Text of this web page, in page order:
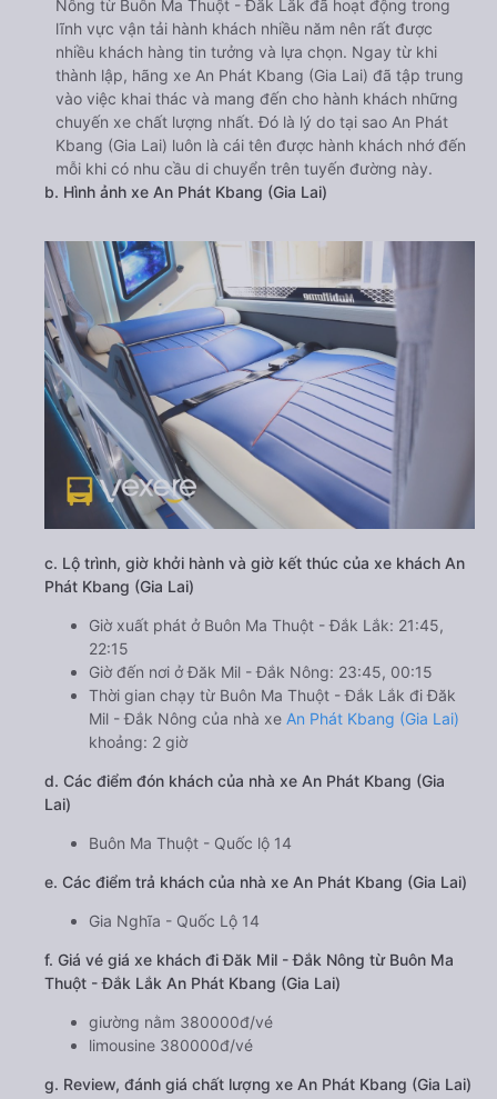
Nông từ Buôn Ma Thuột - Đắk Lắk đã hoạt động trong
lĩnh vực vận tải hành khách nhiều năm nên rất được
nhiều khách hàng tin tưởng và lựa chọn. Ngay từ khi
thành lập, hãng xe An Phát Kbang (Gia Lai) đã tập trung
vào việc khai thác và mang đến cho hành khách những
chuyến xe chất lượng nhất. Đó là lý do tại sao An Phát
Kbang (Gia Lai) luôn là cái tên được hành khách nhớ đến
mỗi khi có nhu cầu di chuyển trên tuyến đường này.
b. Hình ảnh xe An Phát Kbang (Gia Lai)
c. Lộ trình, giờ khởi hành và giờ kết thúc của xe khách An
Phát Kbang (Gia Lai)
Giờ xuất phát ở Buôn Ma Thuột - Đắk Lắk: 21:45,
22:15
Giờ đến nơi ở Đăk Mil - Đắk Nông: 23:45, 00:15
Thời gian chạy từ Buôn Ma Thuột - Đắk Lắk đi Đăk
Mil - Đắk Nông của nhà xe An Phát Kbang (Gia Lai)
khoảng: 2 giờ
d. Các điểm đón khách của nhà xe An Phát Kbang (Gia
Lai)
Buôn Ma Thuột - Quốc lộ 14
e. Các điểm trả khách của nhà xe An Phát Kbang (Gia Lai)
Gia Nghĩa - Quốc Lộ 14
f. Giá vé giá xe khách đi Đăk Mil - Đắk Nông từ Buôn Ma
Thuột - Đắk Lắk An Phát Kbang (Gia Lai)
giường nằm 380000đ/vé
limousine 380000đ/vé
g. Review, đánh giá chất lượng xe An Phát Kbang (Gia Lai)